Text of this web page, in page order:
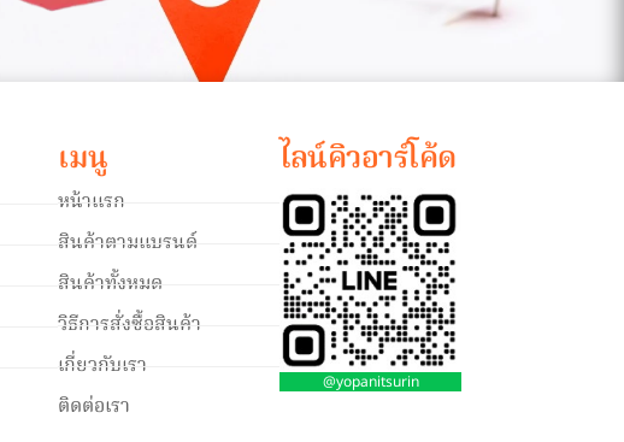
เมนู
หน้าแรก
สินค้าตามแบรนด์
สินค้าทั้งหมด
วิธีการสั่งซื้อสินค้า
เกี่ยวกับเรา
ติดต่อเรา
ไลน์คิวอาร์โค้ด
@yopanitsurin